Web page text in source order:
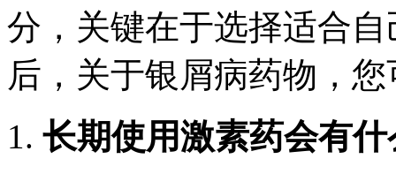
分，关键在于选择适合
后，关于银屑病药物，
长期使用激素药会有